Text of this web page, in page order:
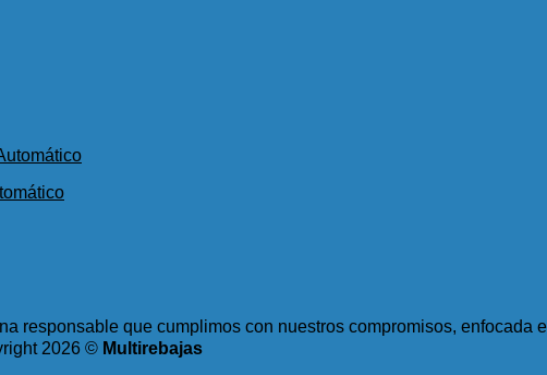
responsable que cumplimos con nuestros compromisos, enfocada
2026 © Multirebajas